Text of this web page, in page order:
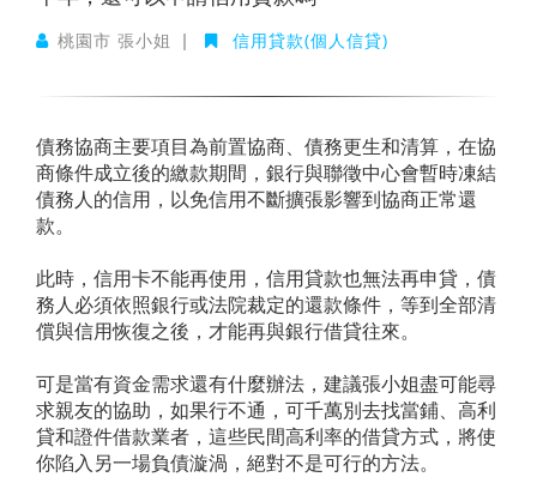
桃園市 張小姐 | 信用貸款(個人信貸)
債務協商主要項目為前置協商、債務更生和清算， 在協
商條件成立後的繳款期間，銀行與聯徵中心會暫時凍結
債務人的信用 ，以免信用不斷擴張影響到協商正常還
款。
此時，信用卡不能再使用，信用貸款也無法再申貸，債
務人必須依照銀行或法院裁定的還款條件，等到全部清
償與信用恢復之後，才能再與銀行借貸往來。
可是當有資金需求還有什麼辦法，建議張小姐盡可能尋
求親友的協助，如果行不通，可千萬別去找當鋪、高利
貸和證件借款業者，這些民間高利率的借貸方式，將使
你陷入另一場負債漩渦，絕對不是可行的方法。